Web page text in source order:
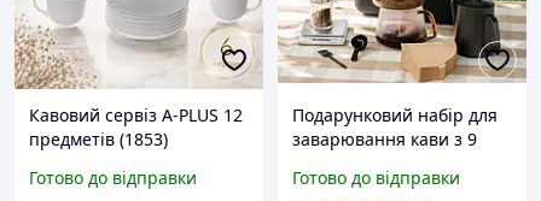
Кавовий сервіз A-PLUS 12
предметів (1853)
Готово до відправки
Подарунковий набір для
заварювання кави з 9
кавовий набір з кейсом
Готово до відправки